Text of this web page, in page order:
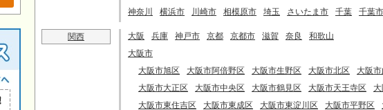
神奈川
横浜市 川崎市 相模原市 埼玉 さいたま市 千葉 千葉市
関西 大阪 兵庫 神戸市 京都 京都市 滋賀 奈良
和歌山
大阪市
大阪市旭区
大阪市阿倍野区 大阪市生野区 大阪市北区
大阪
大阪市大正区
大阪市中央区 大阪市鶴見区 大阪市天王寺区
大阪市東住吉区
大阪市東成区 大阪市東淀川区 大阪市平野区